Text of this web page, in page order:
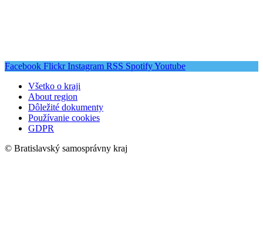
Facebook Flickr Instagram RSS SpotifyYoutube
Všetko o kraji
About region
Dôležité dokumenty
Používanie cookies
GDPR
© Bratislavský samosprávny kraj